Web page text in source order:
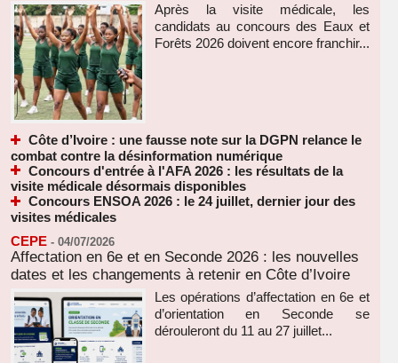
Après la visite médicale, les
candidats au concours des Eaux et
Forêts 2026 doivent encore franchir...
Côte d’Ivoire : une fausse note sur la DGPN relance le
combat contre la désinformation numérique
Concours d'entrée à l'AFA 2026 : les résultats de la
visite médicale désormais disponibles
Concours ENSOA 2026 : le 24 juillet, dernier jour des
visites médicales
CEPE - 04/07/2026
Affectation en 6e et en Seconde 2026 : les nouvelles
dates et les changements à retenir en Côte d’Ivoire
Les opérations d’affectation en 6e et
d’orientation en Seconde se
dérouleront du 11 au 27 juillet...